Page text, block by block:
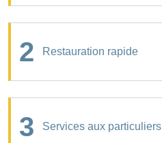
2 Restauration rapide
3 Services aux particuliers